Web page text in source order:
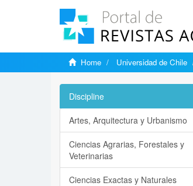
Home Universidad de Chile
Discipline
Artes, Arquitectura y Urbanismo
Ciencias Agrarias, Forestales y
Veterinarias
Ciencias Exactas y Naturales